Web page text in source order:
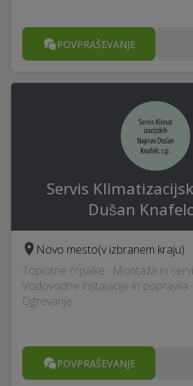
POVPRAŠEVANJE
Servis
Dušan
Novo mesto(v izbranem kraju)
Toplotne črpalke · Montaža in
Vodovodne inštalacije in popravila
Ogrevanje
POVPRAŠEVANJE